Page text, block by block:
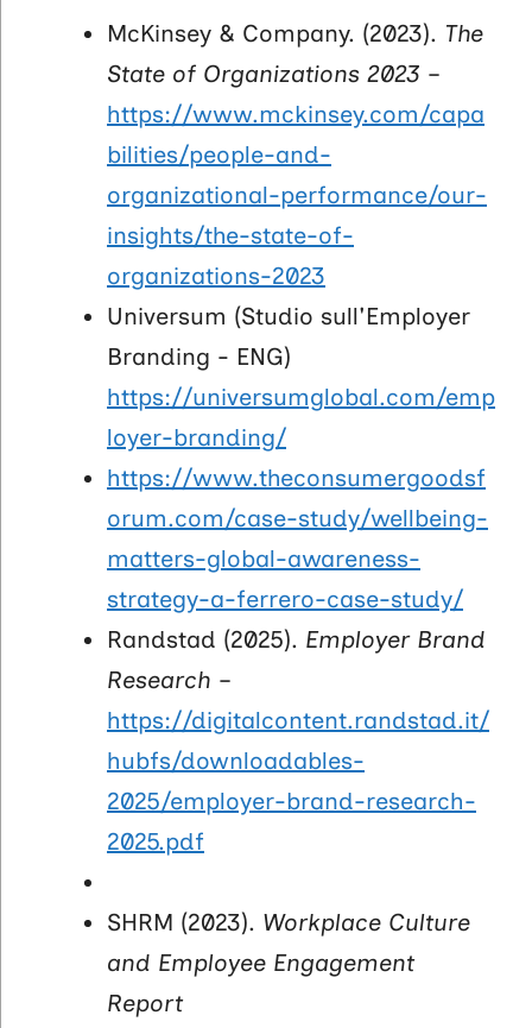
McKinsey & Company. (2023). The
State of Organizations 2023 –
https://www.mckinsey.com/capa
bilities/people-and-
organizational-performance/our-
insights/the-state-of-
organizations-2023
Universum (Studio sull'Employer
Branding - ENG)
https://universumglobal.com/emp
loyer-branding/
https://www.theconsumergoodsf
orum.com/case-study/wellbeing-
matters-global-awareness-
strategy-a-ferrero-case-study/
Randstad (2025). Employer Brand
Research –
https://digitalcontent.randstad.it/
hubfs/downloadables-
2025/employer-brand-research-
2025.pdf
SHRM (2023). Workplace Culture
and Employee Engagement
Report